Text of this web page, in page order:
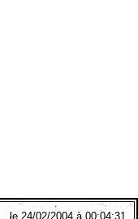
le 24/02/2004 à 00:04:31